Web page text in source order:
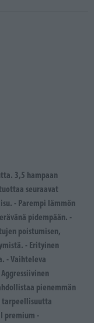
3,5 hampaan
seuraavat
- Parempi lämmön
pidempään. -
poistumisen,
- Erityinen
- Vaihteleva
pienemmän
tarpeellisuutta
premium -